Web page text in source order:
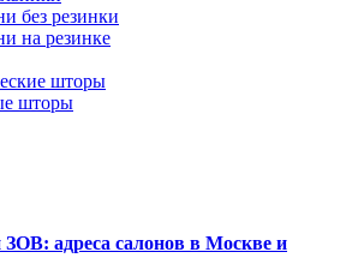
без резинки
на резинке
шторы
шторы
ЗОВ: адреса салонов в Москве и